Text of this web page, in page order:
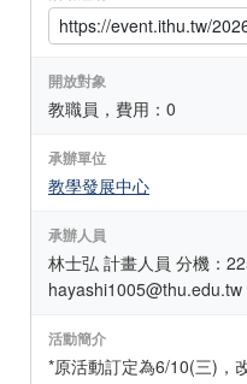
開放對象
教職員，費用：0
承辦單位
教學發展中心
承辦人員
林士弘 計畫人員 分機：
hayashi1005@thu.edu.tw
活動簡介
*原活動訂定為6/10(三)，